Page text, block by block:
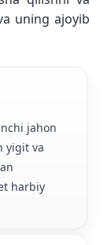
uning ajoyib
jahon
yigit va
harbiy